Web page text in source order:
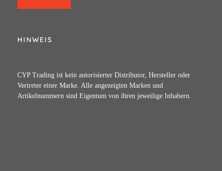
HINWEIS
CYP Trading ist kein autorisierter Distributor, Hersteller oder
Vertreter einer Marke. Alle angezeigten Marken und
Artikelnummern sind Eigentum von ihren jeweilige Inhabern.